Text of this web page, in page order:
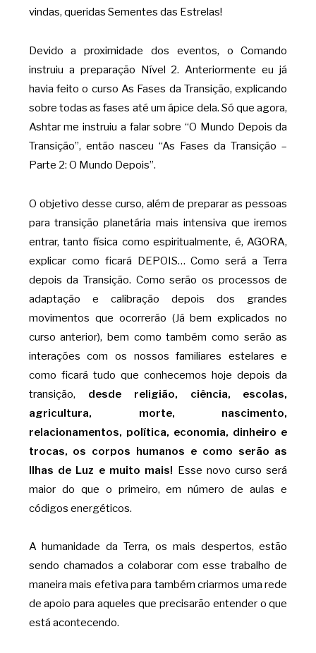
vindas, queridas Sementes das Estrelas!
Devido a proximidade dos eventos, o Comando
instruiu a preparação Nível 2. Anteriormente eu já
havia feito o curso As Fases da Transição, explicando
sobre todas as fases até um ápice dela. Só que agora,
Ashtar me instruiu a falar sobre “O Mundo Depois da
Transição”, então nasceu “As Fases da Transição –
Parte 2: O Mundo Depois”.
O objetivo desse curso, além de preparar as pessoas
para transição planetária mais intensiva que iremos
entrar, tanto física como espiritualmente, é, AGORA,
explicar como ficará DEPOIS… Como será a Terra
depois da Transição. Como serão os processos de
adaptação e calibração depois dos grandes
movimentos que ocorrerão (Já bem explicados no
curso anterior), bem como também como serão as
interações com os nossos familiares estelares e
como ficará tudo que conhecemos hoje depois da
transição, desde religião, ciência, escolas,
agricultura, morte, nascimento,
relacionamentos, política, economia, dinheiro e
trocas, os corpos humanos e como serão as
Ilhas de Luz e muito mais! Esse novo curso será
maior do que o primeiro, em número de aulas e
códigos energéticos.
A humanidade da Terra, os mais despertos, estão
sendo chamados a colaborar com esse trabalho de
maneira mais efetiva para também criarmos uma rede
de apoio para aqueles que precisarão entender o que
está acontecendo.